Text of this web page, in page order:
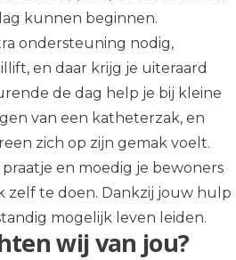
kunnen beginnen.
ondersteuning nodig,
en daar krijg je uiteraard
de dag help je bij kleine
van een katheterzak, en
zich op zijn gemak voelt.
en moedig je bewoners
zelf te doen. Dankzij jouw hulp
mogelijk leven leiden.
wij van jou?